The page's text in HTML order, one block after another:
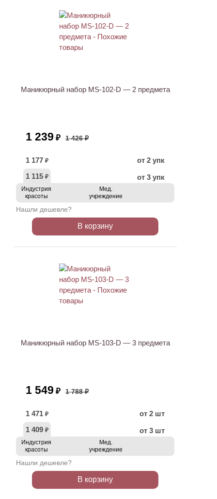
Маникюрный набор MS-102-D — 2 предмета
1 239 ₽ 1 426 ₽
1 177 ₽
от 2 упк
1 115 ₽ от 3 упк
Индустрия
красоты
Мед.
учреждение
Нашли дешевле?
В корзину
Маникюрный набор MS-103-D — 3 предмета
1 549 ₽ 1 788 ₽
1 471 ₽
от 2 шт
1 409 ₽ от 3 шт
Индустрия
красоты
Мед.
учреждение
Нашли дешевле?
В корзину